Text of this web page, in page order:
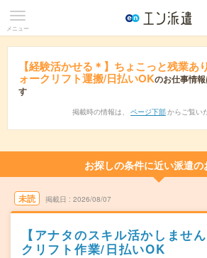
メニュー
【経験活かせる＊】ちょこっと残業あ
ォークリフト運搬/日払いOKのお仕事情
す
掲載時の情報は、 ページ下部 からご覧い
お探しの条件に近い派遣の
未読 掲載日 2026/08/07
【アナタのスキル活かしませ
クリフト作業/日払いOK